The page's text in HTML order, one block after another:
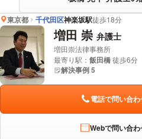
東京都 千代田区神楽坂駅徒歩18分
増田 崇 弁護士
増田崇法律事務所
最寄り駅： 飯田橋徒歩6分
解決事例 5
電話で問い合わ
Webで問い合わ